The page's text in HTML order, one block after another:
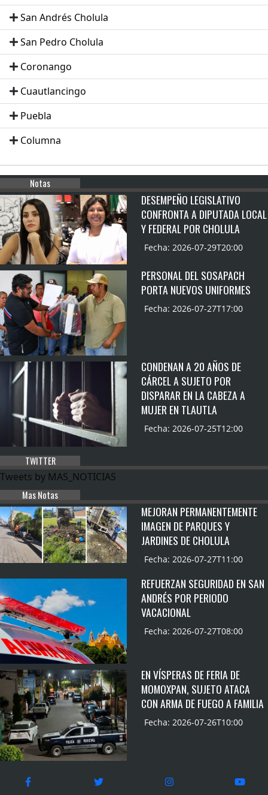
San Andrés Cholula
San Pedro Cholula
Coronango
Cuautlancingo
Puebla
Columna
Notas
DESEMPEÑO LEGISLATIVO
CONFRONTA A DIPUTADA LOCAL
Y FEDERAL POR CHOLULA
Fecha: 2026-07-29T20:00
PERSONAL DEL SOSAPACH
PORTA NUEVOS UNIFORMES
Fecha: 2026-07-27T17:00
CONDENAN A 20 AÑOS DE
CÁRCEL A SUJETO POR
DISPARAR EN LA CABEZA A
MUJER EN TLAUTLA
Fecha: 2026-07-25T12:00
TWITTER
Tweets by MAS_NOTICIAS
Mas Notas
MEJORAN PERMANENTEMENTE
IMAGEN DE PARQUES Y
JARDINES DE CHOLULA
Fecha: 2026-07-27T11:00
REFUERZAN SEGURIDAD EN SAN
ANDRÉS POR PERIODO
VACACIONAL
Fecha: 2026-07-27T08:00
EN VÍSPERAS DE FERIA DE
MOMOXPAN, SUJETO ATACA
CON ARMA DE FUEGO A FAMILIA
Fecha: 2026-07-26T10:00